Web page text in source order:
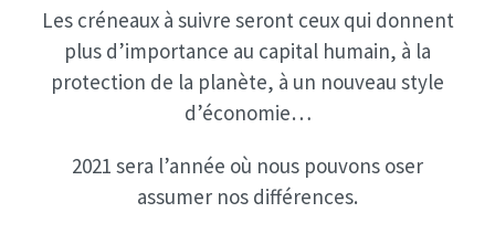
Les créneaux à suivre seront ceux qui donnent
plus d’importance au capital humain, à la
protection de la planète, à un nouveau style
d’économie…
2021 sera l’année où nous pouvons oser
assumer nos différences.